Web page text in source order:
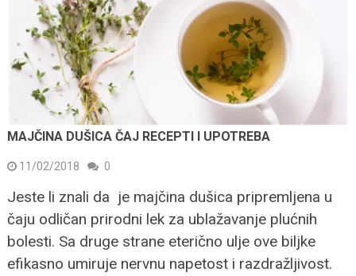
MAJČINA DUŠICA ČAJ RECEPTI I UPOTREBA
11/02/2018 0
Jeste li znali da je majčina dušica pripremljena u
čaju odličan prirodni lek za ublažavanje plućnih
bolesti. Sa druge strane eterično ulje ove biljke
efikasno umiruje nervnu napetost i razdražljivost.